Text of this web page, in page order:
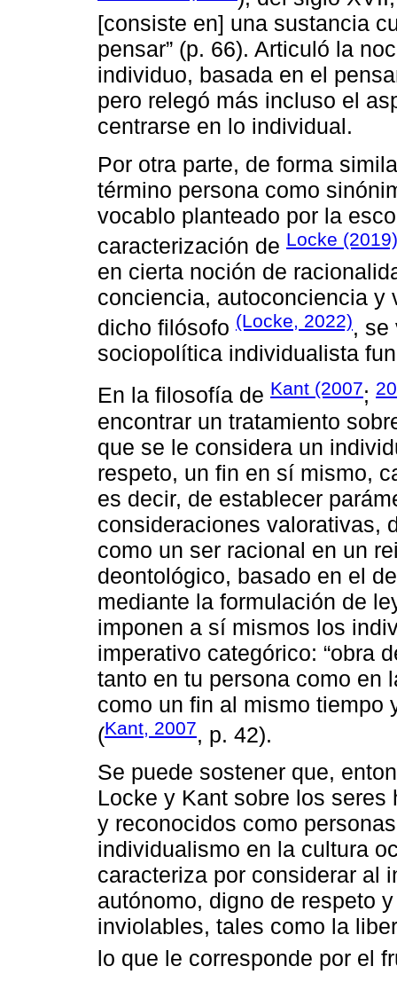
[consiste en] una sustancia
pensar” (p. 66). Articuló la
individuo, basada en el
pero relegó más incluso el
centrarse en lo individual.
Por otra parte, de forma
término persona como
vocablo planteado por la
caracterización de Locke (2019)
en cierta noción de
conciencia, autoconciencia y
dicho filósofo (Locke, 2022), se
sociopolítica individualista
En la filosofía de Kant (2007;
encontrar un tratamiento
que se le considera un
respeto, un fin en sí mismo,
es decir, de establecer
consideraciones valorativas,
como un ser racional en un
deontológico, basado en el
mediante la formulación de
imponen a sí mismos los
imperativo categórico: “obra
tanto en tu persona como en
como un fin al mismo tiempo
(Kant, 2007, p. 42).
Se puede sostener que,
Locke y Kant sobre los
y reconocidos como
individualismo en la cultura
caracteriza por considerar al
autónomo, digno de respeto
inviolables, tales como la
lo que le corresponde por el